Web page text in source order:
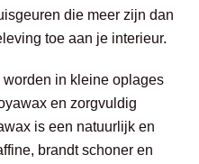
die meer zijn dan
toe aan je interieur.
in kleine oplages
en zorgvuldig
is een natuurlijk en
brandt schoner en